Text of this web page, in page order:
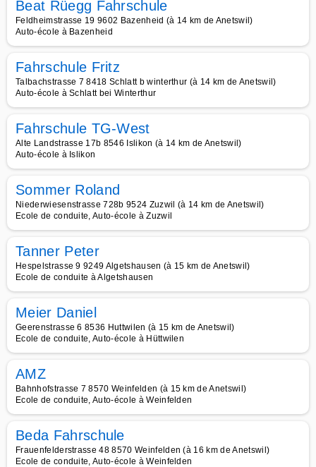
Beat Rüegg Fahrschule
Feldheimstrasse 19 9602 Bazenheid (à 14 km de Anetswil)
Auto-école à Bazenheid
Fahrschule Fritz
Talbachstrasse 7 8418 Schlatt b winterthur (à 14 km de Anetswil)
Auto-école à Schlatt bei Winterthur
Fahrschule TG-West
Alte Landstrasse 17b 8546 Islikon (à 14 km de Anetswil)
Auto-école à Islikon
Sommer Roland
Niederwiesenstrasse 728b 9524 Zuzwil (à 14 km de Anetswil)
Ecole de conduite, Auto-école à Zuzwil
Tanner Peter
Hespelstrasse 9 9249 Algetshausen (à 15 km de Anetswil)
Ecole de conduite à Algetshausen
Meier Daniel
Geerenstrasse 6 8536 Huttwilen (à 15 km de Anetswil)
Ecole de conduite, Auto-école à Hüttwilen
AMZ
Bahnhofstrasse 7 8570 Weinfelden (à 15 km de Anetswil)
Ecole de conduite, Auto-école à Weinfelden
Beda Fahrschule
Frauenfelderstrasse 48 8570 Weinfelden (à 16 km de Anetswil)
Ecole de conduite, Auto-école à Weinfelden